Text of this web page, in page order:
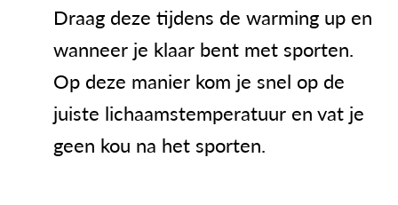
Draag deze tijdens de warming up en
wanneer je klaar bent met sporten.
Op deze manier kom je snel op de
juiste lichaamstemperatuur en vat je
geen kou na het sporten.